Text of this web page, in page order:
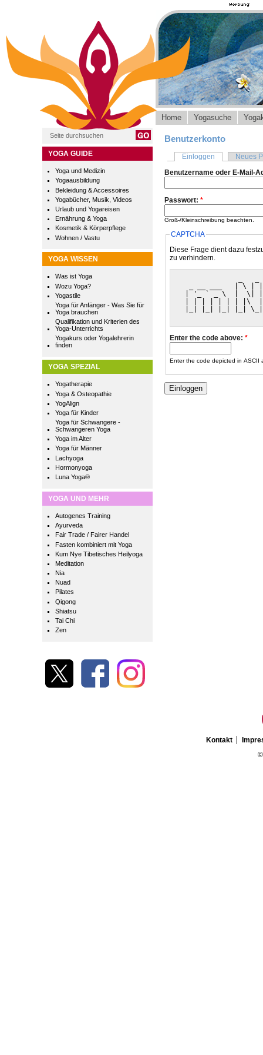
YOGA GUIDE
Yoga und Medizin
Yogaausbildung
Bekleidung & Accessoires
Yogabücher, Musik, Videos
Urlaub und Yogareisen
Ernährung & Yoga
Kosmetik & Körperpflege
Wohnen / Vastu
YOGA WISSEN
Was ist Yoga
Wozu Yoga?
Yogastile
Yoga für Anfänger - Was Sie für
Yoga brauchen
Qualifikation und Kriterien des
Yoga-Unterrichts
Yogakurs oder Yogalehrerin
finden
YOGA SPEZIAL
Yogatherapie
Yoga & Osteopathie
YogAlign
Yoga für Kinder
Yoga für Schwangere -
Schwangeren Yoga
Yoga im Alter
Yoga für Männer
Lachyoga
Hormonyoga
Luna Yoga®
YOGA UND MEHR
Autogenes Training
Ayurveda
Fair Trade / Fairer Handel
Fasten kombiniert mit Yoga
Kum Nye Tibetisches Heilyoga
Meditation
Nia
Nuad
Pilates
Qigong
Shiatsu
Tai Chi
Zen
Home Yogasuche
Benutzerkonto
Einloggen
Neues
Benutzername oder E-Mail-
Passwort: *
Groß-/Kleinschreibung beachten.
CAPTCHA
Diese Frage dient dazu
zu verhindern.
_ __ ___   | \ |
| '_ ` _ \  |  \|
| | | | | | | |\  | |
|_| |_| |_| |_|
Enter the code above: *
Enter the code depicted in ASCII
Kontakt
©